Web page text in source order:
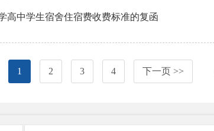
高中学生宿舍住宿费收费标准的复函
1 2 3 4 下一页 >>